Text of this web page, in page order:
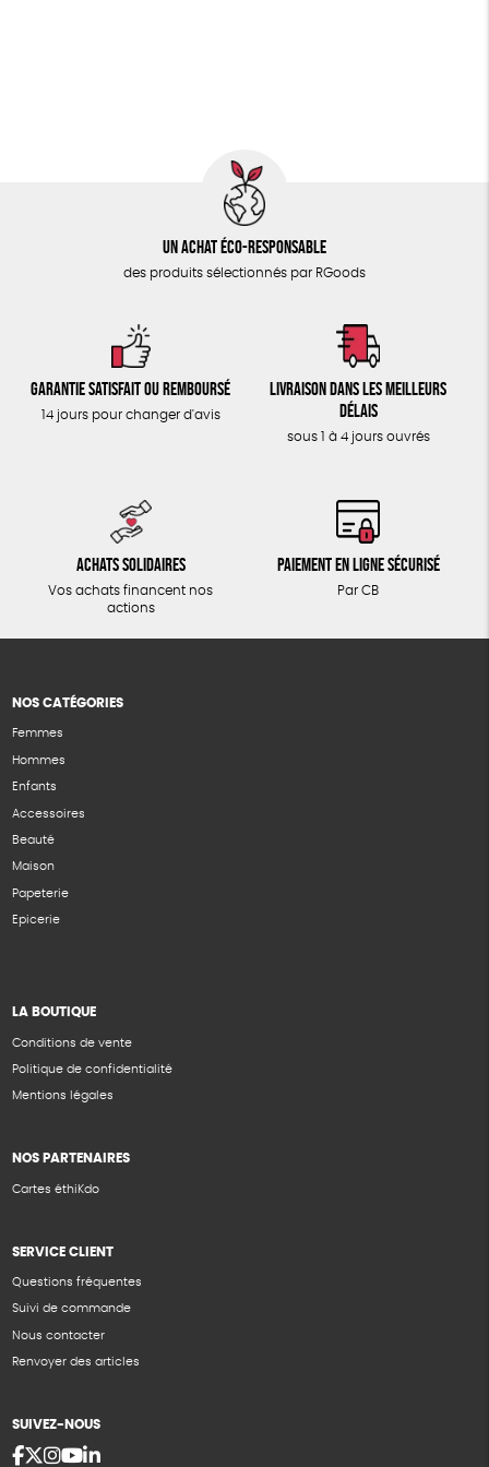
Un achat éco-responsable
des produits sélectionnés par RGoods
Garantie satisfait ou remboursé
14 jours pour changer d'avis
Livraison dans les meilleurs
délais
sous 1 à 4 jours ouvrés
Achats solidaires
Vos achats financent nos
actions
Paiement en ligne sécurisé
Par CB
NOS CATÉGORIES
Femmes
Hommes
Enfants
Accessoires
Beauté
Maison
Papeterie
Epicerie
LA BOUTIQUE
Conditions de vente
Politique de confidentialité
Mentions légales
NOS PARTENAIRES
Cartes éthiKdo
SERVICE CLIENT
Questions fréquentes
Suivi de commande
Nous contacter
Renvoyer des articles
SUIVEZ-NOUS